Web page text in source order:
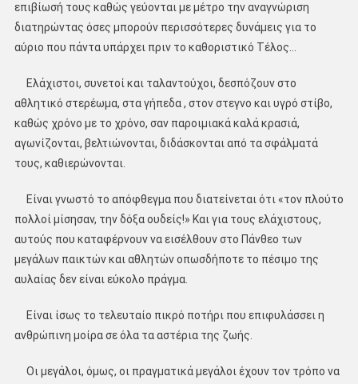
επιβίωσή τους καθώς γεύονται με μέτρο την αναγνώριση
διατηρώντας όσες μπορούν περισσότερες δυνάμεις για το
αύριο που πάντα υπάρχει πριν το καθοριστικό Τέλος…
Ελάχιστοι, συνετοί και ταλαντούχοι, δεσπόζουν στο
αθλητικό στερέωμα, στα γήπεδα , στον στεγνο και υγρό στίβο,
καθώς χρόνο με το χρόνο, σαν παροιμιακά καλά κρασιά,
αγωνίζονται, βελτιώνονται, διδάσκονται από τα σφάλματά
τους, καθιερώνονται.
Είναι γνωστό το απόφθεγμα που διατείνεται ότι «τον πλούτο
πολλοί μίσησαν, την δόξα ουδείς!» Και για τους ελάχιστους,
αυτούς που καταφέρνουν να εισέλθουν στο Πάνθεο των
μεγάλων παικτών και αθλητών οπωσδήποτε το πέσιμο της
αυλαίας δεν είναι εύκολο πράγμα.
Είναι ίσως το τελευταίο πικρό ποτήρι που επιφυλάσσει η
ανθρώπινη μοίρα σε όλα τα αστέρια της ζωής.
Οι μεγάλοι, όμως, οι πραγματικά μεγάλοι έχουν τον τρόπο να